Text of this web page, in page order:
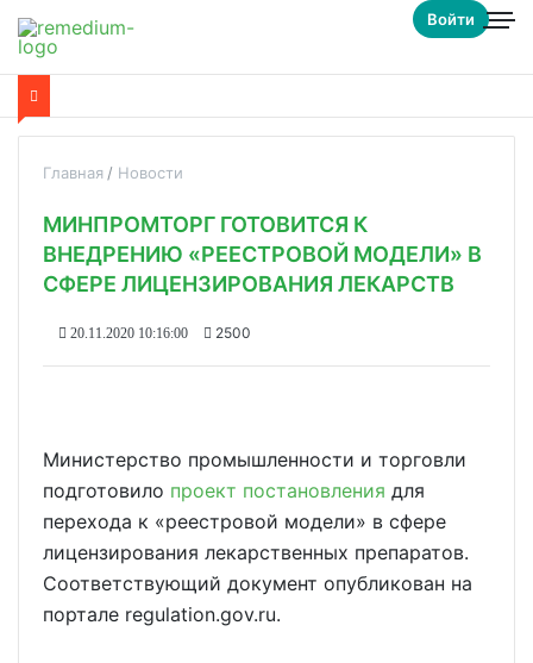
Войти
Главная Новости
МИНПРОМТОРГ ГОТОВИТСЯ К
ВНЕДРЕНИЮ «РЕЕСТРОВОЙ МОДЕЛИ» В
СФЕРЕ ЛИЦЕНЗИРОВАНИЯ ЛЕКАРСТВ
20.11.2020 10:16:00 2500
Министерство промышленности и торговли
подготовило проект постановления для
перехода к «реестровой модели» в сфере
лицензирования лекарственных препаратов.
Соответствующий документ опубликован на
портале regulation.gov.ru.